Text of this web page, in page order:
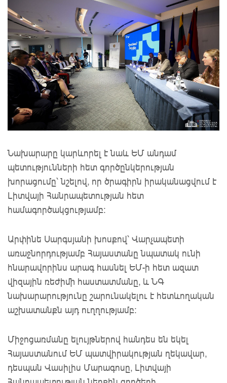
Նախարարը կարևորել է նաև ԵՄ անդամ
պետությունների հետ գործընկերության
խորացումը՝ նշելով, որ ծրագիրն իրականացվում է
Լիտվայի Հանրապետության հետ
համագործակցությամբ։
Արփինե Սարգսյանի խոսքով՝ Վարչապետի
առաջնորդությամբ Հայաստանը նպատակ ունի
հնարավորինս արագ հասնել ԵՄ-ի հետ ազատ
վիզային ռեժիմի հաստատմանը, և ՆԳ
նախարարությունը շարունակելու է հետևողական
աշխատանքն այդ ուղղությամբ։
Միջոցառմանը ելույթներով հանդես են եկել
Հայաստանում ԵՄ պատվիրակության ղեկավար,
դեսպան Վասիլիս Մարագոսը, Լիտվայի